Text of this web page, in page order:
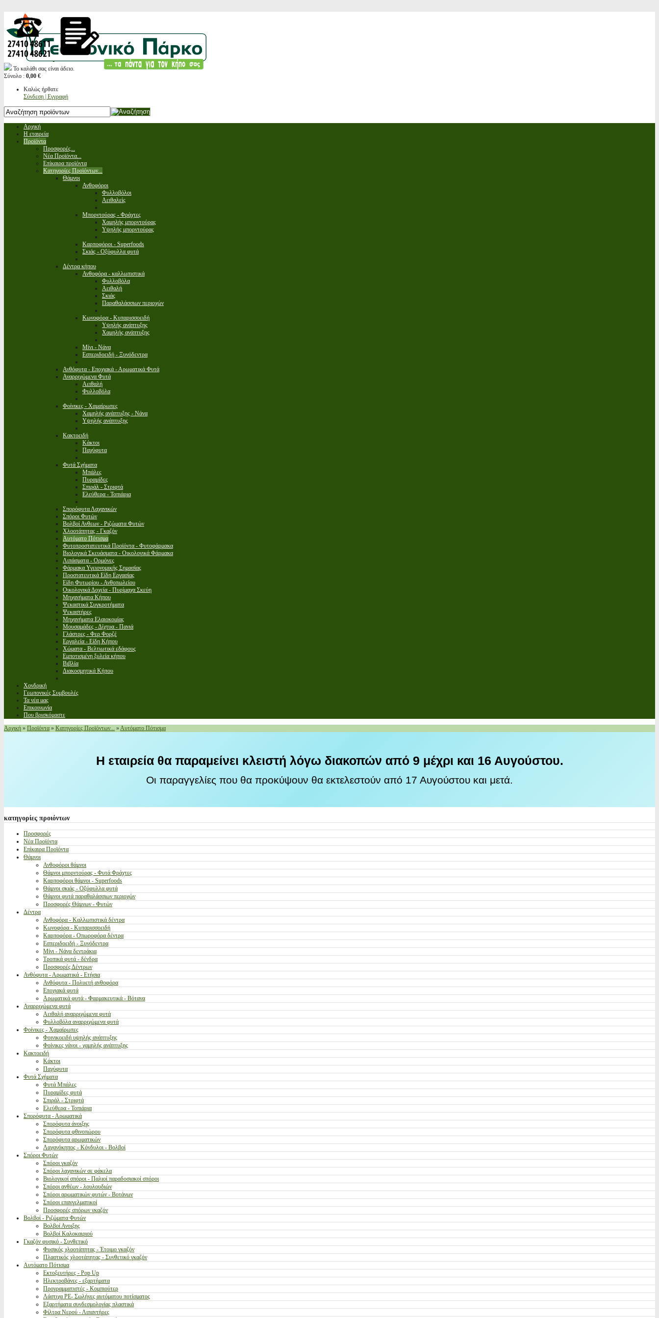
Το καλάθι σας είναι άδειο.
Σύνολο : 0,00 €
Καλώς ήρθατε
Σύνδεση | Εγγραφή
Αρχική
Η εταιρεία
Προϊόντα
Προσφορές...
Νέα Προϊόντα...
Επίκαιρα προϊόντα
Κατηγορίες Προϊόντων...
Θάμνοι
Ανθοφόροι
Φυλλοβόλοι
Αειθαλείς
Μπορντούρας - Φράχτες
Χαμηλής μπορντούρας
Υψηλής μπορντούρας
Καρποφόροι - Superfoods
Σκιάς - Οξύφυλλα φυτά
Δέντρα κήπου
Ανθοφόρα - καλλωπιστικά
Φυλλοβόλα
Αειθαλή
Σκιάς
Παραθαλάσσιων περιοχών
Κωνοφόρα - Κυπαρισσοειδή
Υψηλής ανάπτυξης
Χαμηλής ανάπτυξης
Μίνι - Νάνα
Εσπεριδοειδή - Ξυνόδεντρα
Ανθόφυτα - Εποχιακά - Αρωματικά Φυτά
Αναρριχώμενα Φυτά
Αειθαλή
Φυλλοβόλα
Φοίνικες - Χαμαίρωπες
Χαμηλής ανάπτυξης - Νάνα
Υψηλής ανάπτυξης
Κακτοειδή
Κάκτοι
Παχύφυτα
Φυτά Σχήματα
Μπάλες
Πυραμίδες
Σπιράλ - Στριφτά
Ελεύθερα - Τοπιάρια
Σπορόφυτα Λαχανικών
Σπόροι Φυτών
Βολβοί Ανθεων - Ριζώματα Φυτών
Χλοοτάπητας - Γκαζόν
Αυτόματο Πότισμα
Φυτοπροστατευτικά Προϊόντα - Φυτοφάρμακα
Βιολογικά Σκευάσματα - Οικολογικά Φάρμακα
Λιπάσματα - Ορμόνες
Φάρμακα Υγειονομικής Σημασίας
Προστατευτικά Είδη Εργασίας
Είδη Φυτωρίου - Ανθοπωλείου
Οικολογικά Δοχεία - Πυρίμαχα Σκεύη
Μηχανήματα Κήπου
Ψεκαστικά Συγκροτήματα
Ψεκαστήρες
Μηχανήματα Ελαιοκομίας
Μουσαμάδες - Δίχτυα - Πανιά
Γλάστρες - Φερ Φορζέ
Εργαλεία - Είδη Κήπου
Χώματα - Βελτιωτικά εδάφους
Εμποτισμένη ξυλεία κήπου
Βιβλία
Διακοσμητικά Κήπου
Χονδρική
Γεωπονικές Συμβουλές
Τα νέα μας
Επικοινωνία
Που βρισκόμαστε
Αρχική » Προϊόντα » Κατηγορίες Προϊόντων... »Αυτόματο Πότισμα
Η εταιρεία θα παραμείνει κλειστή λόγω διακοπών από 9 μέχρι και 16 Αυγούστου.
Οι παραγγελίες που θα προκύψουν θα εκτελεστούν από 17 Αυγούστου και μετά.
κατηγορίες προιόντων
Προσφορές
Νέα Προϊόντα
Επίκαιρα Προϊόντα
Θάμνοι
Ανθοφόροι θάμνοι
Θάμνοι μπορντούρας - Φυτά Φράχτες
Καρποφόροι θάμνοι - Superfoods
Θάμνοι σκιάς - Οξύφυλλα φυτά
Θάμνοι φυτά παραθαλάσσιων περιοχών
Προσφορές Θάμνων - Φυτών
Δέντρα
Ανθοφόρα - Καλλωπιστικά δέντρα
Κωνοφόρα - Κυπαρισσοειδή
Καρποφόρα - Οπωροφόρα δέντρα
Εσπεριδοειδή - Ξυνόδεντρα
Μίνι - Νάνα δεντράκια
Τροπικά φυτά - δένδρα
Προσφορές Δέντρων
Ανθόφυτα - Αρωματικά - Ετήσια
Ανθόφυτα - Πολυετή ανθοφόρα
Εποχιακά φυτά
Αρωματικά φυτά - Φαρμακευτικά - Βότανα
Αναρριχώμενα φυτά
Αειθαλή αναρριχώμενα φυτά
Φυλλοβόλα αναρριχώμενα φυτά
Φοίνικες - Χαμαίρωπες
Φοινικοειδή υψηλής ανάπτυξης
Φοίνικες νάνοι - χαμηλής ανάπτυξης
Κακτοειδή
Κάκτοι
Παχύφυτα
Φυτά Σχήματα
Φυτά Μπάλες
Πυραμίδες φυτά
Σπιράλ - Στριφτά
Ελεύθερα - Τοπιάρια
Σπορόφυτα - Αρωματικά
Σπορόφυτα άνοιξης
Σπορόφυτα φθινοπώρου
Σπορόφυτα αρωματικών
Λαχανόκηπος - Κόνδυλοι - Βολβοί
Σπόροι Φυτών
Σπόροι γκαζόν
Σπόροι λαχανικών σε φάκελα
Βιολογικοί σπόροι - Παλιοί παραδοσιακοί σπόροι
Σπόροι ανθέων - λουλουδιών
Σπόροι αρωματικών φυτών - Βοτάνων
Σπόροι επαγγελματικοί
Προσφορές σπόρων γκαζόν
Βολβοί - Ριζώματα Φυτών
Βολβοί Ανοιξης
Βολβοί Καλοκαιριού
Γκαζόν φυσικό - Συνθετικό
Φυσικός χλοοτάπητας - Έτοιμο γκαζόν
Πλαστικός χλοοτάπητας - Συνθετικό γκαζόν
Αυτόματο Πότισμα
Εκτοξευτήρες - Pop Up
Ηλεκτροβάνες - εξαρτήματα
Προγραμματιστές - Κομπιούτερ
Λάστιχα PE- Σωλήνες αυτόματου ποτίσματος
Εξαρτήματα συνδεσμολογίας πλαστικά
Φίλτρα Νερού - Λιπαντήρες